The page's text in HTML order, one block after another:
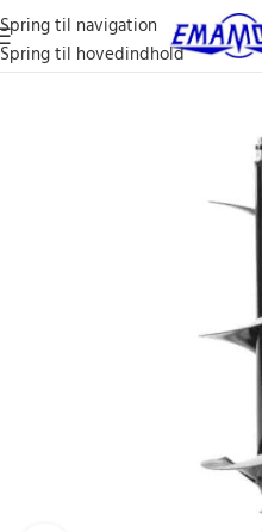
Spring til navigation
Spring til hovedindhold